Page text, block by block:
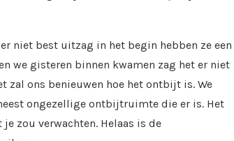
niet best uitzag in het begin hebben ze een
we gisteren binnen kwamen zag het er niet
ons benieuwen hoe het ontbijt is. We
ongezellige ontbijtruimte die er is. Het
zou verwachten. Helaas is de